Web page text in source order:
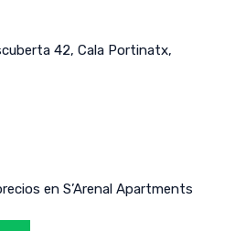
42, Cala Portinatx,
en S’Arenal Apartments